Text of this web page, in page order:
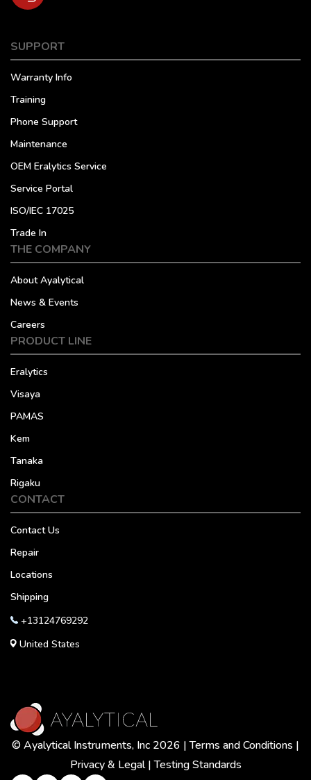
SUPPORT
Warranty Info
Training
Phone Support
Maintenance
OEM Eralytics Service
Service Portal
ISO/IEC 17025
Trade In
THE COMPANY
About Ayalytical
News & Events
Careers
PRODUCT LINE
Eralytics
Visaya
PAMAS
Kem
Tanaka
Rigaku
CONTACT
Contact Us
Repair
Locations
Shipping
+13124769292
United States
© Ayalytical Instruments, Inc 2026 |Terms and Conditions |
Privacy & Legal|Testing Standards